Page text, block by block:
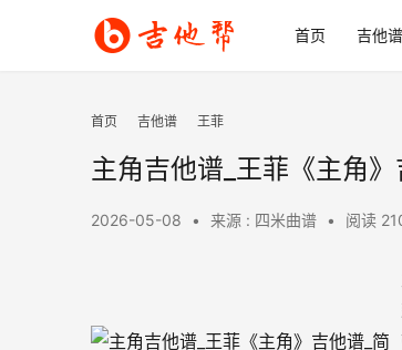
首页 吉他谱
首页 吉他谱 王菲
主角吉他谱_王菲《主角
2026-05-08 • 来源 : 四米曲谱 • 阅读